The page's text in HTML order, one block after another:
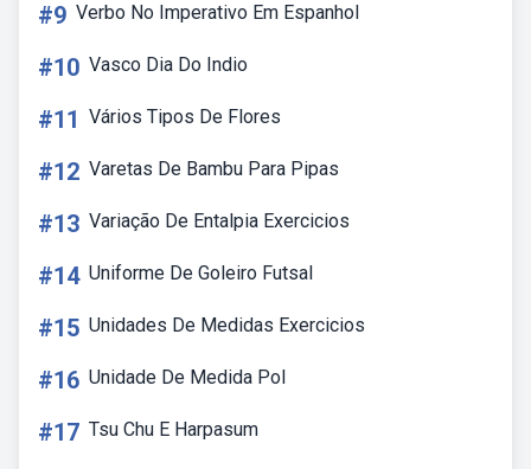
#9 Verbo No Imperativo Em Espanhol
#10 Vasco Dia Do Indio
#11 Vários Tipos De Flores
#12 Varetas De Bambu Para Pipas
#13 Variação De Entalpia Exercicios
#14 Uniforme De Goleiro Futsal
#15 Unidades De Medidas Exercicios
#16 Unidade De Medida Pol
#17 Tsu Chu E Harpasum